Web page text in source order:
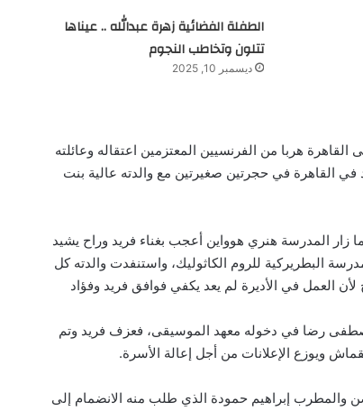
الطفلة الفضائية زهرة عبدالله .. عيناها
تتلون وتخاطب النجوم
ديسمبر 10, 2025
الأطرش في سوريا عام 1915م، ، وانتقل إلى القاهرة هربا من الفرنسيين المعتزمين اعتقاله وعائلته
القاهرة في حجرتين صغيرتين مع والدته عالية بنت
زار المدرسة هنري هوواين أعجب بغناء فريد وراح يشيد
البطريركية للروم الكاثوليك، واستنفدت والدته كل
العمل في الأديرة لم يعد يكفي فوافق فريد وفؤاد
رضا في دخوله معهد الموسيقى، فعزف فريد وتم
ويوزع الإعلانات من أجل إعالة الأسرة.
والمطرب إبراهيم حمودة الذي طلب منه الانضمام إلى